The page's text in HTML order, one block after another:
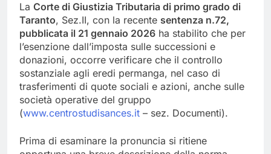
La Corte di Giustizia Tributaria di primo grado di
Taranto, Sez.II, con la recente sentenza n.72,
pubblicata il 21 gennaio 2026 ha stabilito che per
l’esenzione dall’imposta sulle successioni e
donazioni, occorre verificare che il controllo
sostanziale agli eredi permanga, nel caso di
trasferimenti di quote sociali e azioni, anche sulle
società operative del gruppo
(www.centrostudisances.it – sez. Documenti).
Prima di esaminare la pronuncia si ritiene